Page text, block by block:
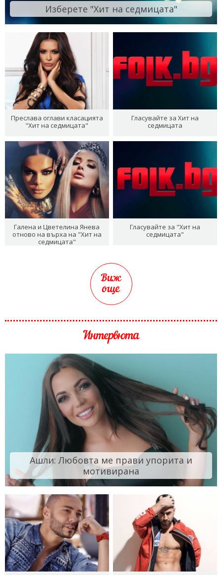
Изберете "Хит на седмицата"
Преслава оглави класацията
"Хит на седмицата"
Гласувайте за Хит на
седмицата
Галена и Цветелина Янева
отново на върха на "Хит на
седмицата"
Гласувайте за "Хит на
седмицата"
Виж
още
Интервюта
Ашли: Любовта ме прави упорита и
мотивирана